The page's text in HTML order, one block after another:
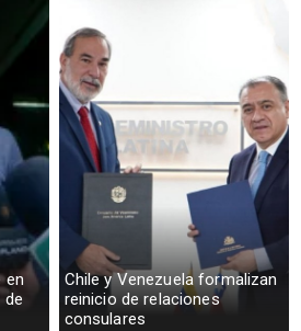
en
Chile y Venezuela formalizan
reinicio de relaciones
consulares